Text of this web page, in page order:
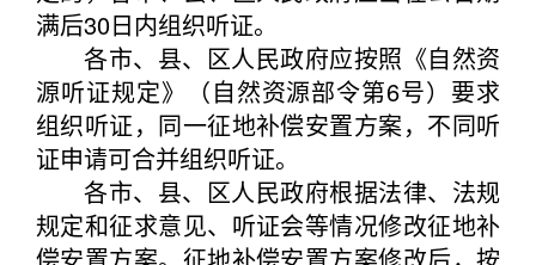
满后30日内组织听证。
各市、县、区人民政府应按照《自然资
源听证规定》（自然资源部令第6号）要求
组织听证，同一征地补偿安置方案，不同听
证申请可合并组织听证。
各市、县、区人民政府根据法律、法规
规定和征求意见、听证会等情况修改征地补